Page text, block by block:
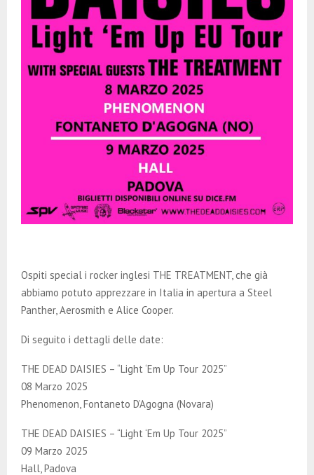
Ospiti special i rocker inglesi THE TREATMENT, che già
abbiamo potuto apprezzare in Italia in apertura a Steel
Panther, Aerosmith e Alice Cooper.
Di seguito i dettagli delle date:
THE DEAD DAISIES – “Light ‘Em Up Tour 2025”
08 Marzo 2025
Phenomenon, Fontaneto D’Agogna (Novara)
THE DEAD DAISIES – “Light ‘Em Up Tour 2025”
09 Marzo 2025
Hall, Padova